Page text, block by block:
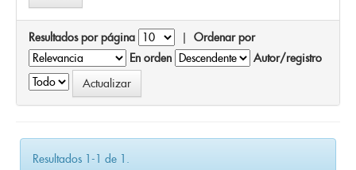
Resultados por página | Ordenar por
En orden
Autor/registro
Resultados 1-1 de 1.